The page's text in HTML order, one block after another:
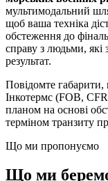
мультимодальний
щоб ваша техніка
обстеження до
справу з людьми, які
результат.
Повідомте габарити,
Інкотермс (FOB,
планом на основі
терміном транзиту
Що ми пропонуємо
Що ми